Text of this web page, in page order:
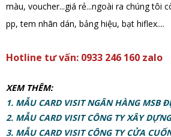
màu, voucher...giá rẻ...ngoài ra chúng tôi
pp, tem nhãn dán, bảng hiệu, bạt hiflex....
Hotline tư vấn: 0933 246 160 zalo
XEM THÊM:
1. MẪU CARD VISIT NGÂN HÀNG MSB
2. MẪU CARD VISIT CÔNG TY XÂY DỰNG
3. MẪU CARD VISIT CÔNG TY CỬA